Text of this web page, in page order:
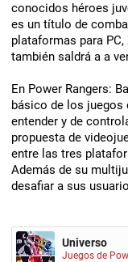
conocidos héroes
es un título de
plataformas para
también saldrá a a
En Power Rangers:
básico de los juegos
entender y de
propuesta de
entre las tres
Además de su
desafiar a sus
Universo
Juegos de